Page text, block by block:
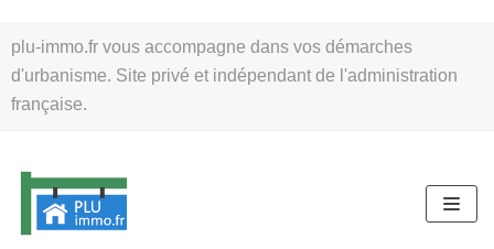
plu-immo.fr vous accompagne dans vos démarches
d'urbanisme. Site privé et indépendant de l'administration
française.
au
contenu